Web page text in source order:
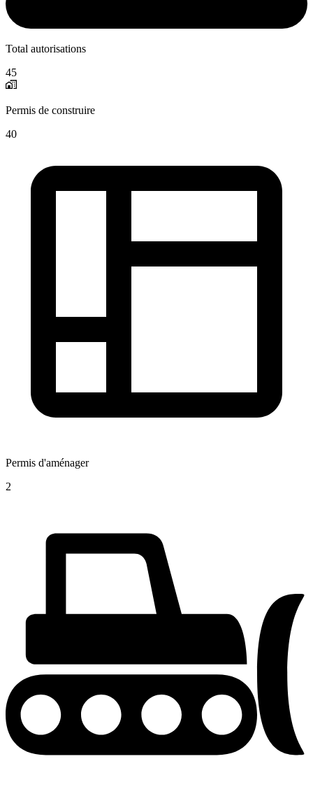
Total autorisations
45
Permis de construire
40
Permis d'aménager
2